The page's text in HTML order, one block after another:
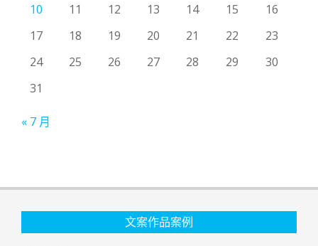
10
11 12 13 14 15
16
17
18 19 20 21 22
23
24
25 26 27 28 29
30
31
« 7 月
文案作品案例